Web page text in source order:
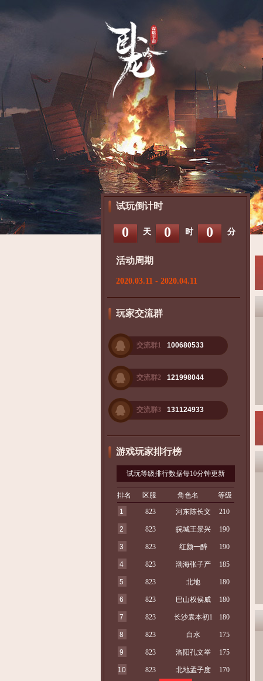
试玩倒计时
0 天 0 时 0 分
活动周期
2020.03.11 - 2020.04.11
玩家交流群
交流群1 100680533
交流群2 121998044
交流群3 131124933
游戏玩家排行榜
试玩等级排行数据每10分钟更新
排名 区服 角色名
等级
1
823 河东陈长文 210
2 823 皖城王景兴 190
3 823 红颜一醉 190
4 823 渤海张子产 185
5 823 北地 180
6 823 巴山权侯威 180
7 823 长沙袁本初1 180
8 823 白水 175
9 823 洛阳孔文举 175
10 823 北地孟子度
170